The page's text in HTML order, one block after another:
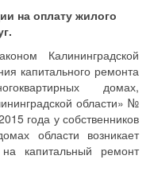
на оплату жилого
Калининградской
капитального ремонта
домах,
области» №
года у собственников
области возникает
капитальный ремонт